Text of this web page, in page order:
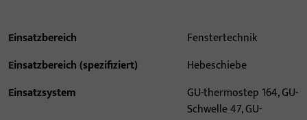
Einsatzbereich
Fenstertechnik
Einsatzbereich (spezifiziert)
Hebeschiebe
Einsatzsystem
GU-thermostep 164, GU-
Schwelle 47, GU-